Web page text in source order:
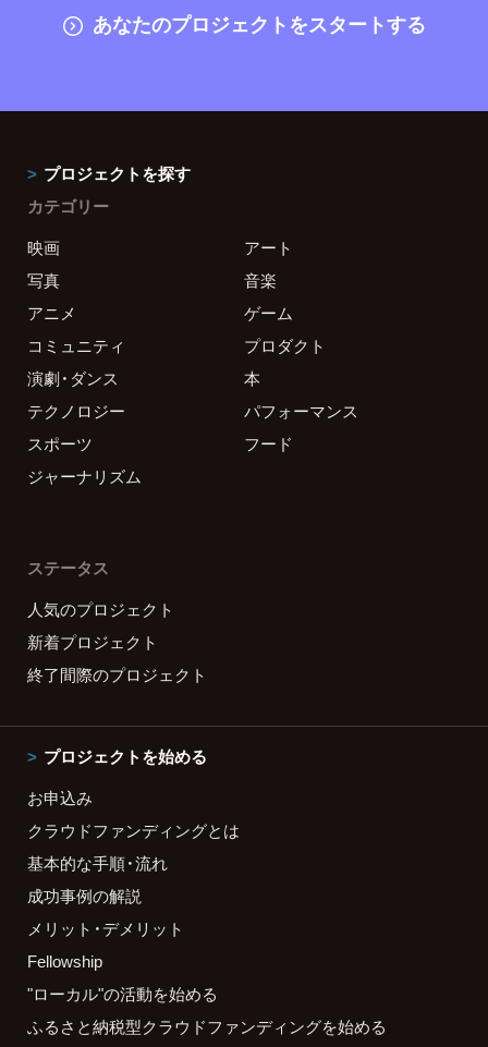
あなたのプロジェクトをスタートする
プロジェクトを探す
カテゴリー
映画
アート
写真
音楽
アニメ
ゲーム
コミュニティ
プロダクト
演劇・ダンス
本
テクノロジー
パフォーマンス
スポーツ
フード
ジャーナリズム
ステータス
人気のプロジェクト
新着プロジェクト
終了間際のプロジェクト
プロジェクトを始める
お申込み
クラウドファンディングとは
基本的な手順・流れ
成功事例の解説
メリット・デメリット
Fellowship
"ローカル"の活動を始める
ふるさと納税型クラウドファンディングを始める